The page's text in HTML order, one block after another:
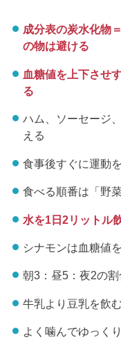
成分表の炭水化物
の物は避ける
血糖値を上下させ
る
ハム、ソーセージ
える
食事後すぐに運動
食べる順番は「野
水を1日2リットル
シナモンは血糖値
朝3：昼5：夜2の
牛乳より豆乳を飲む
よく噛んでゆっく